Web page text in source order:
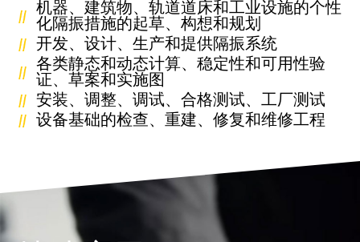
机器、建筑物、轨道道床和工业设施的个性
化隔振措施的起草、构想和规划
开发、设计、生产和提供隔振系统
各类静态和动态计算、稳定性和可用性验
证、草案和实施图
安装、调整、调试、合格测试、工厂测试
设备基础的检查、重建、修复和维修工程